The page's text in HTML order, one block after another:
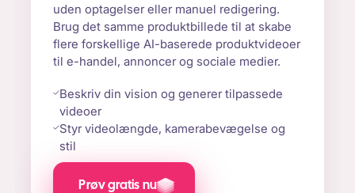
uden optagelser eller manuel redigering.
Brug det samme produktbillede til at skabe
flere forskellige AI-baserede produktvideoer
til e-handel, annoncer og sociale medier.
Beskriv din vision og generer tilpassede
videoer
Styr videolængde, kamerabevægelse og
stil
Prøv gratis nu